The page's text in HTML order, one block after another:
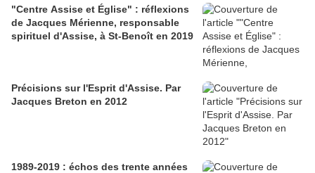
"Centre Assise et Église" : réflexions
de Jacques Mérienne, responsable
spirituel d'Assise, à St-Benoît en 2019
Précisions sur l'Esprit d'Assise. Par
Jacques Breton en 2012
1989-2019 : échos des trente années